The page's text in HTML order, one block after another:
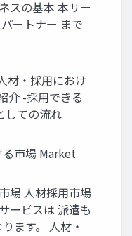
スの基本 本サー
ートナー まで
材‧採⽤におけ
介 -採⽤できる
しての流れ
市場 Market
場 ⼈材採⽤市場
ービスは 派遣も
ます。 ⼈材‧